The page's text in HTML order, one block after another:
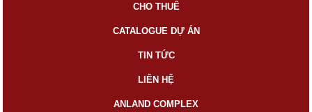
CHO THUÊ
CATALOGUE DỰ ÁN
TIN TỨC
LIÊN HỆ
ANLAND COMPLEX